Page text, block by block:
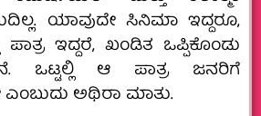
ಯಾವುದೇ ಸಿನಿಮಾ ಇದ್ದರೂ,
ಇದ್ದರೆ, ಖಂಡಿತ ಒಪ್ಪಿಕೊಂಡು
ಒಟ್ಟಲ್ಲಿ ಆ ಪಾತ್ರ ಜನರಿಗೆ
ಎಂಬುದು ಅಥಿರಾ ಮಾತು.‌